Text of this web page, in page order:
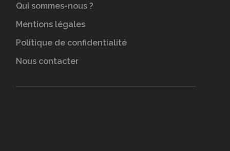
Qui sommes-nous ?
Mentions légales
Politique de confidentialité
Nous contacter